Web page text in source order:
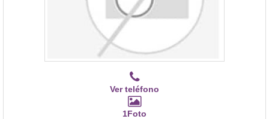
Ver teléfono
1Foto